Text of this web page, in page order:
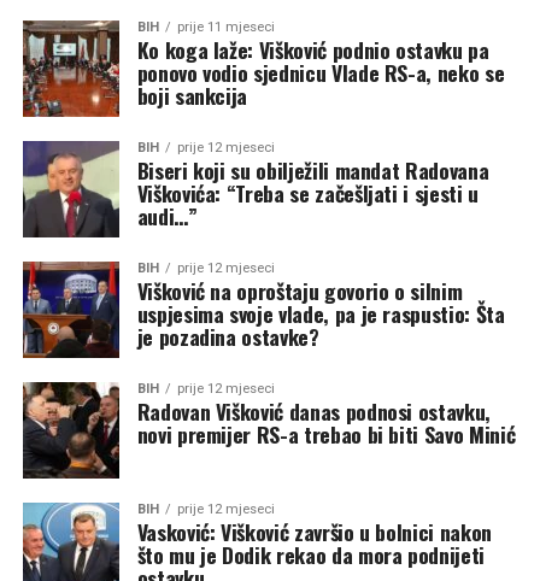
BIH prije 11 mjeseci
Ko koga laže: Višković podnio ostavku pa
ponovo vodio sjednicu Vlade RS-a, neko se
boji sankcija
BIH prije 12 mjeseci
Biseri koji su obilježili mandat Radovana
Viškovića: “Treba se začešljati i sjesti u
audi…”
BIH prije 12 mjeseci
Višković na oproštaju govorio o silnim
uspjesima svoje vlade, pa je raspustio: Šta
je pozadina ostavke?
BIH prije 12 mjeseci
Radovan Višković danas podnosi ostavku,
novi premijer RS-a trebao bi biti Savo Minić
BIH prije 12 mjeseci
Vasković: Višković završio u bolnici nakon
što mu je Dodik rekao da mora podnijeti